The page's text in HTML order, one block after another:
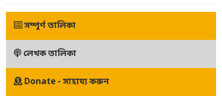
সম্পূর্ণ তালিকা
লেখক তালিকা
Donate - সাহায্য করুন